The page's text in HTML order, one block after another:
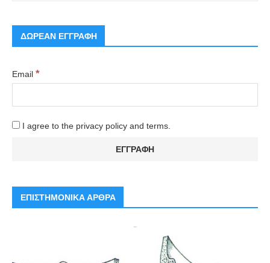
ΔΩΡΕΑΝ ΕΓΓΡΑΦΗ
Email *
I agree to the privacy policy and terms.
ΕΠΙΣΤΗΜΟΝΙΚΑ ΑΡΘΡΑ